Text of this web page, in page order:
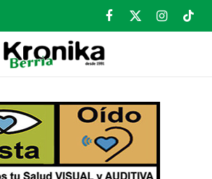
Facebook
X
Instagram